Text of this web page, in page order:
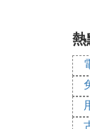
（
包
撐
（
包
聯